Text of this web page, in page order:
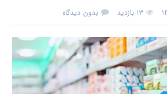
۱۳ بازدید بدون دیدگاه